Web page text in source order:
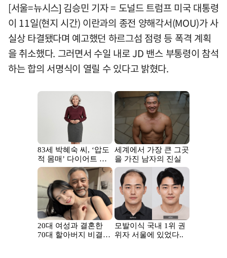
[서울=뉴시스] 김승민 기자 = 도널드 트럼프 미국 대통령
이 11일(현지 시간) 이란과의 종전 양해각서(MOU)가 사
실상 타결됐다며 예고했던 하르그섬 점령 등 폭격 계획
을 취소했다. 그러면서 수일 내로 JD 밴스 부통령이 참석
하는 합의 서명식이 열릴 수 있다고 밝혔다.